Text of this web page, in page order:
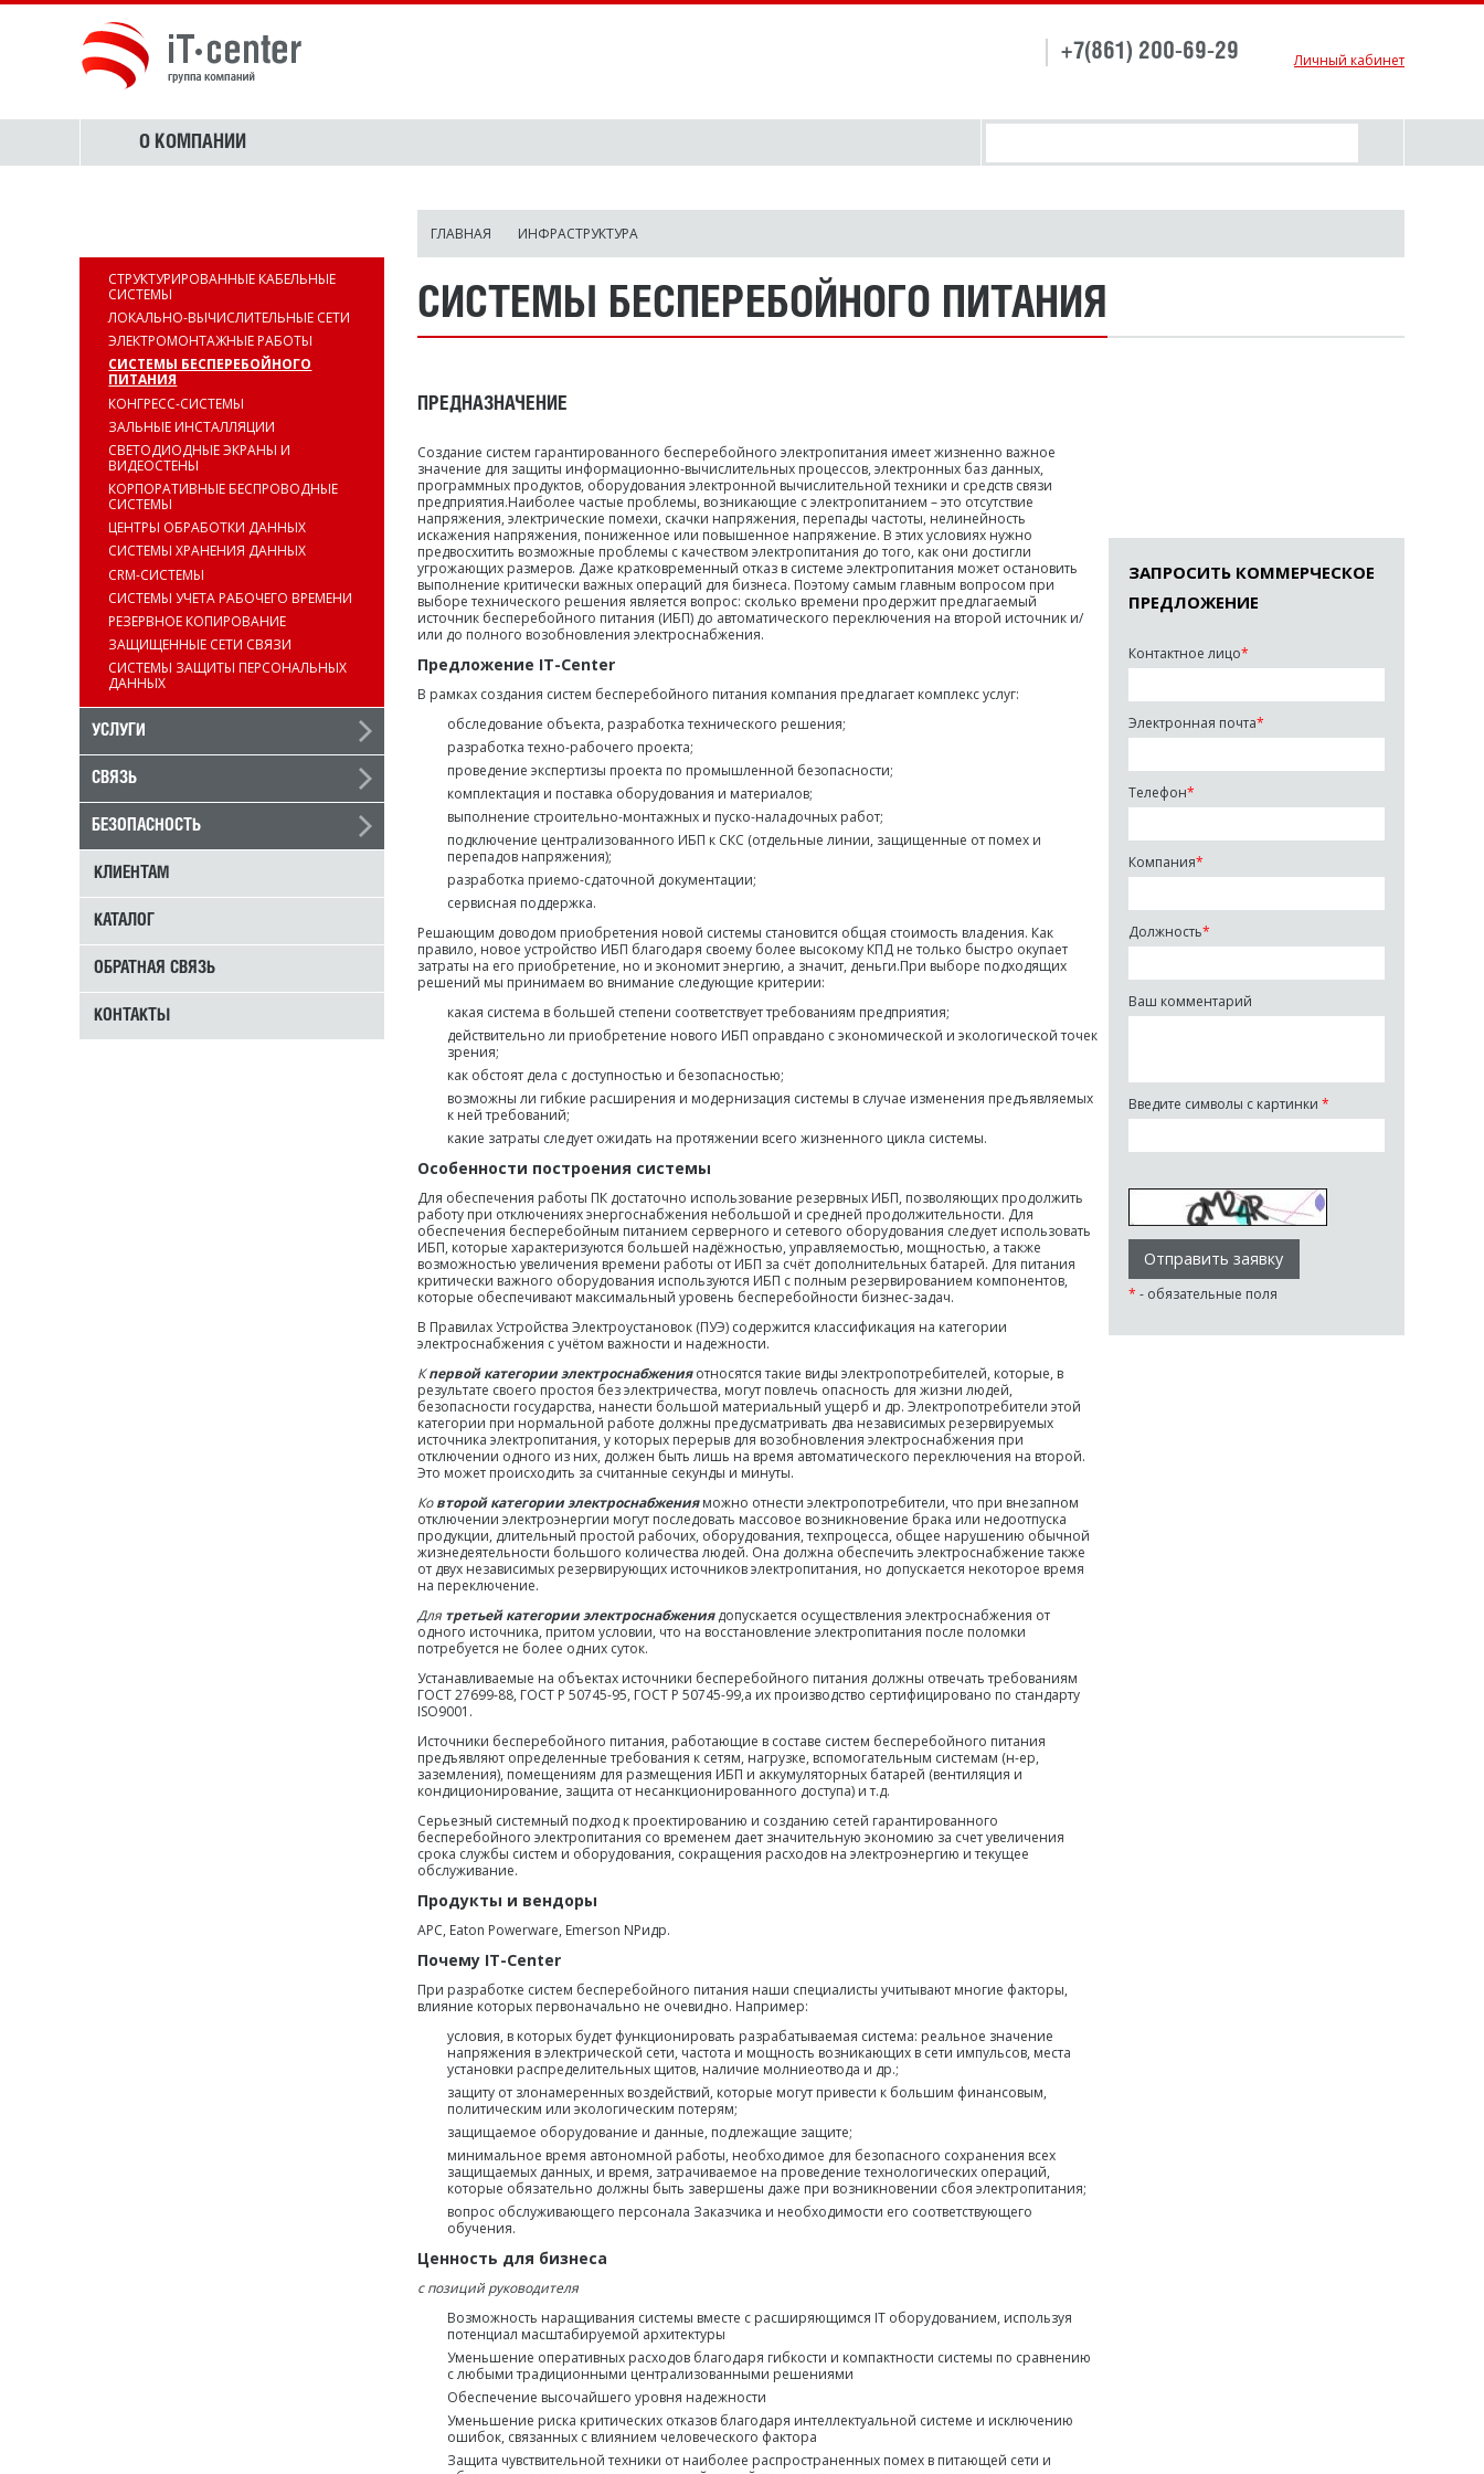
Личный кабинет
+7(861) 200-69-29
О КОМПАНИИ
СТРУКТУРИРОВАННЫЕ КАБЕЛЬНЫЕ
СИСТЕМЫ
ЛОКАЛЬНО-ВЫЧИСЛИТЕЛЬНЫЕ СЕТИ
ЭЛЕКТРОМОНТАЖНЫЕ РАБОТЫ
СИСТЕМЫ БЕСПЕРЕБОЙНОГО
ПИТАНИЯ
КОНГРЕСС-СИСТЕМЫ
ЗАЛЬНЫЕ ИНСТАЛЛЯЦИИ
СВЕТОДИОДНЫЕ ЭКРАНЫ И
ВИДЕОСТЕНЫ
КОРПОРАТИВНЫЕ БЕСПРОВОДНЫЕ
СИСТЕМЫ
ЦЕНТРЫ ОБРАБОТКИ ДАННЫХ
СИСТЕМЫ ХРАНЕНИЯ ДАННЫХ
CRM-СИСТЕМЫ
СИСТЕМЫ УЧЕТА РАБОЧЕГО ВРЕМЕНИ
РЕЗЕРВНОЕ КОПИРОВАНИЕ
ЗАЩИЩЕННЫЕ СЕТИ СВЯЗИ
СИСТЕМЫ ЗАЩИТЫ ПЕРСОНАЛЬНЫХ
ДАННЫХ
УСЛУГИ
СВЯЗЬ
БЕЗОПАСНОСТЬ
КЛИЕНТАМ
КАТАЛОГ
ОБРАТНАЯ СВЯЗЬ
КОНТАКТЫ
ГЛАВНАЯ ИНФРАСТРУКТУРА
СИСТЕМЫ БЕСПЕРЕБОЙНОГО ПИТАНИЯ
ПРЕДНАЗНАЧЕНИЕ
Создание систем гарантированного бесперебойного электропитания имеет жизненно важное
значение для защиты информационно-вычислительных процессов, электронных баз данных,
программных продуктов, оборудования электронной вычислительной техники и средств связи
предприятия.Наиболее частые проблемы, возникающие с электропитанием – это отсутствие
напряжения, электрические помехи, скачки напряжения, перепады частоты, нелинейность
искажения напряжения, пониженное или повышенное напряжение. В этих условиях нужно
предвосхитить возможные проблемы с качеством электропитания до того, как они достигли
угрожающих размеров. Даже кратковременный отказ в системе электропитания может остановить
выполнение критически важных операций для бизнеса. Поэтому самым главным вопросом при
выборе технического решения является вопрос: сколько времени продержит предлагаемый
источник бесперебойного питания (ИБП) до автоматического переключения на второй источник и/
или до полного возобновления электроснабжения.
Предложение IT-Center
В рамках создания систем бесперебойного питания компания предлагает комплекс услуг:
обследование объекта, разработка технического решения;
разработка техно-рабочего проекта;
проведение экспертизы проекта по промышленной безопасности;
комплектация и поставка оборудования и материалов;
выполнение строительно-монтажных и пуско-наладочных работ;
подключение централизованного ИБП к СКС (отдельные линии, защищенные от помех и
перепадов напряжения);
разработка приемо-сдаточной документации;
сервисная поддержка.
Решающим доводом приобретения новой системы становится общая стоимость владения. Как
правило, новое устройство ИБП благодаря своему более высокому КПД не только быстро окупает
затраты на его приобретение, но и экономит энергию, а значит, деньги.При выборе подходящих
решений мы принимаем во внимание следующие критерии:
какая система в большей степени соответствует требованиям предприятия;
действительно ли приобретение нового ИБП оправдано с экономической и экологической точек
зрения;
как обстоят дела с доступностью и безопасностью;
возможны ли гибкие расширения и модернизация системы в случае изменения предъявляемых
к ней требований;
какие затраты следует ожидать на протяжении всего жизненного цикла системы.
Особенности построения системы
Для обеспечения работы ПК достаточно использование резервных ИБП, позволяющих продолжить
работу при отключениях энергоснабжения небольшой и средней продолжительности. Для
обеспечения бесперебойным питанием серверного и сетевого оборудования следует использовать
ИБП, которые характеризуются большей надёжностью, управляемостью, мощностью, а также
возможностью увеличения времени работы от ИБП за счёт дополнительных батарей. Для питания
критически важного оборудования используются ИБП с полным резервированием компонентов,
которые обеспечивают максимальный уровень бесперебойности бизнес-задач.
В Правилах Устройства Электроустановок (ПУЭ) содержится классификация на категории
электроснабжения с учётом важности и надежности.
Кпервой категории электроснабженияотносятся такие виды электропотребителей, которые, в
результате своего простоя без электричества, могут повлечь опасность для жизни людей,
безопасности государства, нанести большой материальный ущерб и др. Электропотребители этой
категории при нормальной работе должны предусматривать два независимых резервируемых
источника электропитания, у которых перерыв для возобновления электроснабжения при
отключении одного из них, должен быть лишь на время автоматического переключения на второй.
Это может происходить за считанные секунды и минуты.
Ковторой категории электроснабжения можно отнести электропотребители, что при внезапном
отключении электроэнергии могут последовать массовое возникновение брака или недоотпуска
продукции, длительный простой рабочих, оборудования, техпроцесса, общее нарушению обычной
жизнедеятельности большого количества людей. Она должна обеспечить электроснабжение также
от двух независимых резервирующих источников электропитания, но допускается некоторое время
на переключение.
Для третьей категории электроснабжениядопускается осуществления электроснабжения от
одного источника, притом условии, что на восстановление электропитания после поломки
потребуется не более одних суток.
Устанавливаемые на объектах источники бесперебойного питания должны отвечать требованиям
ГОСТ 27699-88, ГОСТ Р 50745-95, ГОСТ Р 50745-99,а их производство сертифицировано по стандарту
ISO9001.
Источники бесперебойного питания, работающие в составе систем бесперебойного питания
предъявляют определенные требования к сетям, нагрузке, вспомогательным системам (н-ер,
заземления), помещениям для размещения ИБП и аккумуляторных батарей (вентиляция и
кондиционирование, защита от несанкционированного доступа) и т.д.
Серьезный системный подход к проектированию и созданию сетей гарантированного
бесперебойного электропитания со временем дает значительную экономию за счет увеличения
срока службы систем и оборудования, сокращения расходов на электроэнергию и текущее
обслуживание.
Продукты и вендоры
APC, Eaton Powerware, Emerson NPидр.
Почему IT-Center
При разработке систем бесперебойного питания наши специалисты учитывают многие факторы,
влияние которых первоначально не очевидно. Например:
условия, в которых будет функционировать разрабатываемая система: реальное значение
напряжения в электрической сети, частота и мощность возникающих в сети импульсов, места
установки распределительных щитов, наличие молниеотвода и др.;
защиту от злонамеренных воздействий, которые могут привести к большим финансовым,
политическим или экологическим потерям;
защищаемое оборудование и данные, подлежащие защите;
минимальное время автономной работы, необходимое для безопасного сохранения всех
защищаемых данных, и время, затрачиваемое на проведение технологических операций,
которые обязательно должны быть завершены даже при возникновении сбоя электропитания;
вопрос обслуживающего персонала Заказчика и необходимости его соответствующего
обучения.
Ценность для бизнеса
с позиций руководителя
Возможность наращивания системы вместе с расширяющимся IT оборудованием, используя
потенциал масштабируемой архитектуры
Уменьшение оперативных расходов благодаря гибкости и компактности системы по сравнению
с любыми традиционными централизованными решениями
Обеспечение высочайшего уровня надежности
Уменьшение риска критических отказов благодаря интеллектуальной системе и исключению
ошибок, связанных с влиянием человеческого фактора
Защита чувствительной техники от наиболее распространенных помех в питающей сети и
ЗАПРОСИТЬ КОММЕРЧЕСКОЕ
ПРЕДЛОЖЕНИЕ
Контактное лицо*
Электронная почта*
Телефон*
Компания*
Должность*
Ваш комментарий
Введите символы с картинки *
* - обязательные поля